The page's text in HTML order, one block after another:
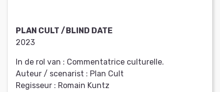
PLAN CULT /BLIND DATE
2023
In de rol van : Commentatrice culturelle.
Auteur / scenarist : Plan Cult
Regisseur : Romain Kuntz